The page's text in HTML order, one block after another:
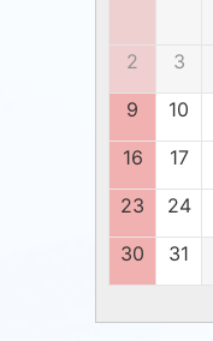
2
3
9
10
16
17
23
24
30
31